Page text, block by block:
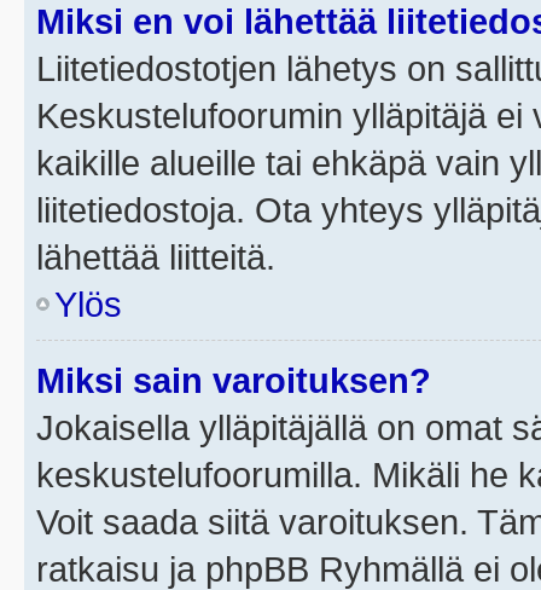
Miksi en voi lähettää
Liitetiedostotjen lähetys on
Keskustelufoorumin ylläpitäjä
kaikille alueille tai ehkäpä vain
liitetiedostoja. Ota yhteys
lähettää liitteitä.
Ylös
Miksi sain varoituksen?
Jokaisella ylläpitäjällä on omat
keskustelufoorumilla. Mikäli he
Voit saada siitä varoituksen.
ratkaisu ja phpBB Ryhmällä ei